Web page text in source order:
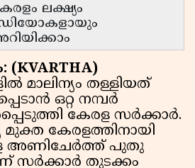
ലക്ഷ്യം
മാലിന്യം തള്ളിയത്
ഒറ്റ നമ്പര്‍
കേരള സര്‍ക്കാര്‍.
മുക്ത കേരളത്തിനായി
അണിചേര്‍ത്ത് പുതു
സര്‍ക്കാര്‍ തുടക്കം